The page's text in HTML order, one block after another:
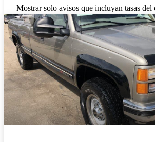
Mostrar solo avisos que incluyan tasas del